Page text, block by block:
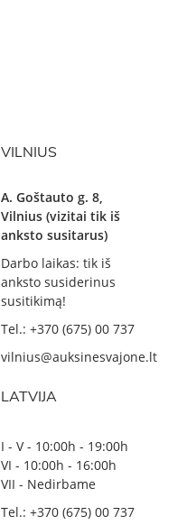
VILNIUS
A. Goštauto g. 8,
Vilnius (vizitai tik iš
anksto susitarus)
Darbo laikas: tik iš
anksto susiderinus
susitikimą!
Tel.: +370 (675) 00 737
vilnius@auksinesvajone.lt
LATVIJA
I - V - 10:00h - 19:00h
VI - 10:00h - 16:00h
VII - Nedirbame
Tel.: +370 (675) 00 737